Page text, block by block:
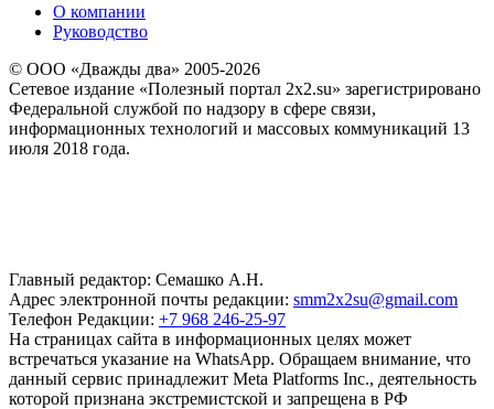
О компании
Руководство
© ООО «Дважды два» 2005-2026
Сетевое издание «Полезный портал 2x2.su» зарегистрировано
Федеральной службой по надзору в сфере связи,
информационных технологий и массовых коммуникаций 13
июля 2018 года.
Главный редактор: Семашко А.Н.
Адрес электронной почты редакции: smm2x2su@gmail.com
Телефон Редакции: +7 968 246-25-97
На страницах сайта в информационных целях может
встречаться указание на WhatsApp. Обращаем внимание, что
данный сервис принадлежит Meta Platforms Inc., деятельность
которой признана экстремистской и запрещена в РФ